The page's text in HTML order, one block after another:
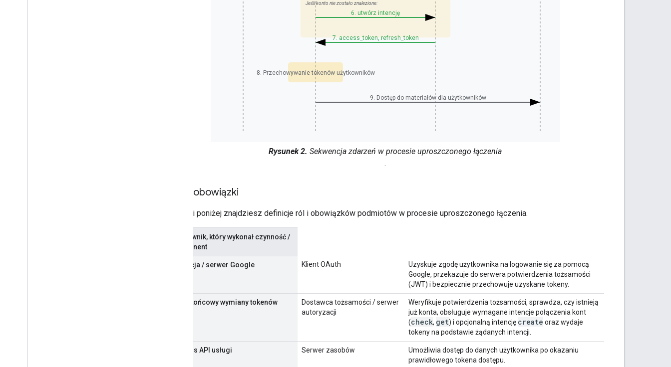
Jeśli konto nie zostało znalezione:
6. utwórz intencję
7. access_token, refresh_token
8. Przechowywanie tokenów użytkowników
9. Dostęp do materiałów dla użytkowników
Rysunek 2. Sekwencja zdarzeń w procesie uproszczonego łączenia
.
Role i obowiązki
W tabeli poniżej znajdziesz definicje ról i obowiązków podmiotów w procesie uproszczonego łączenia.
Użytkownik, który wykonał czynność /
komponent
Aplikacja / serwer Google Klient OAuth
Uzyskuje zgodę użytkownika na logowanie się za pomocą
Google, przekazuje do serwera potwierdzenia tożsamości
(JWT) i bezpiecznie przechowuje uzyskane tokeny.
Punkt końcowy wymiany tokenów
Dostawca tożsamości / serwer
autoryzacji
Weryfikuje potwierdzenia tożsamości, sprawdza, czy istnieją
już konta, obsługuje wymagane intencje połączenia kont
(check, get) i opcjonalną intencję create oraz wydaje
tokeny na podstawie żądanych intencji.
Interfejs API usługi Serwer zasobów
Umożliwia dostęp do danych użytkownika po okazaniu
prawidłowego tokena dostępu.